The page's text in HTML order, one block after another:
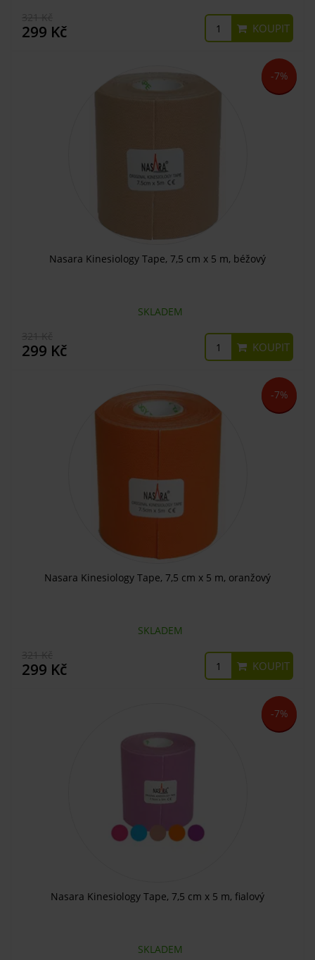
299 Kč KOUPIT
-7%
Nasara Kinesiology Tape, 7,5 cm x 5 m, béžový
SKLADEM
299 Kč KOUPIT
-7%
Nasara Kinesiology Tape, 7,5 cm x 5 m, oranžový
SKLADEM
299 Kč KOUPIT
-7%
Nasara Kinesiology Tape, 7,5 cm x 5 m, fialový
SKLADEM